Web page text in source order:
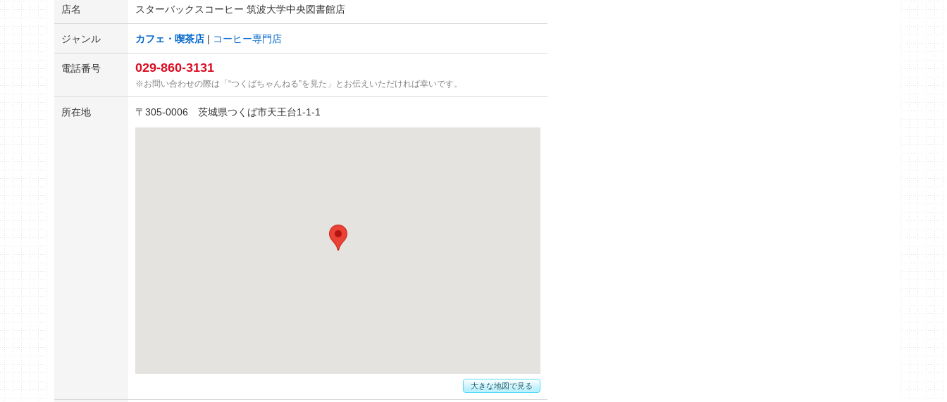
店名 スターバックスコーヒー 筑波大学中央図書館店
ジャンル カフェ・喫茶店 コーヒー専門店
電話番号 029-860-3131
お問い合わせの際は「“つくばちゃんねる”を見た」とお伝えいただければ幸いです。
所在地 〒 305-0006 茨城県つくば市天王台1-1-1
大きな地図で見る